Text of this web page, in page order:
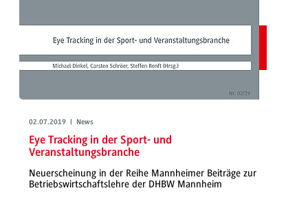
02.07.2019 | News
Eye Tracking in der Sport- und
Veranstaltungsbranche
Neuerscheinung in der Reihe Mannheimer Beiträge zur
Betriebswirtschaftslehre der DHBW Mannheim